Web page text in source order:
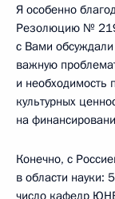
Я особенно
Резолюцию №
с Вами
важную
и необходимость
культурных
на
Конечно, с
в области
число кафедр